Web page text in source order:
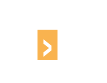
›